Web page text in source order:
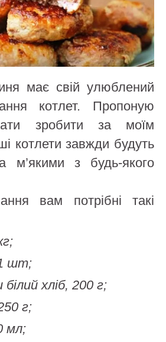
має свій улюблений
котлет. Пропоную
зробити за моїм
котлети завжди будуть
м’якими з будь-якого
вам потрібні такі
шт;
хліб, 200 г;
г;
мл;